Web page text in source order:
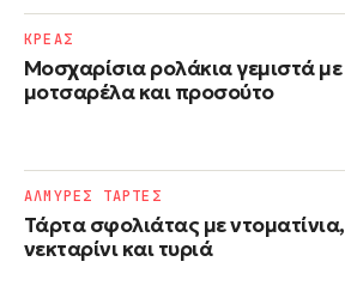
Μοσχαρίσια ρολάκια γεμιστά με
μοτσαρέλα και προσούτο
ΚΡΕΑΣ
Τάρτα σφολιάτας με ντοματίνια,
νεκταρίνι και τυριά
ΑΛΜΥΡΕΣ ΤΑΡΤΕΣ